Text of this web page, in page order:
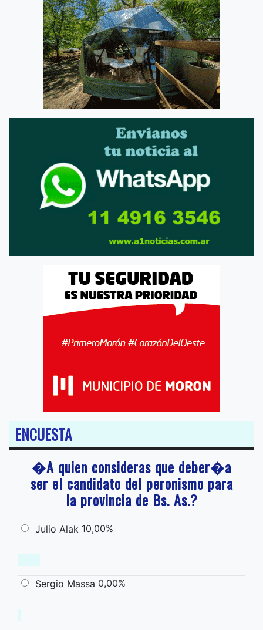
ENCUESTA
�A quien consideras que deber�a
ser el candidato del peronismo para
la provincia de Bs. As.?
Julio Alak 10,00%
Sergio Massa 0,00%